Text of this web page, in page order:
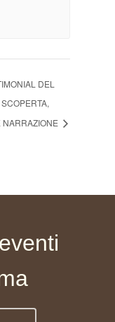
DEL
NARRAZIONE